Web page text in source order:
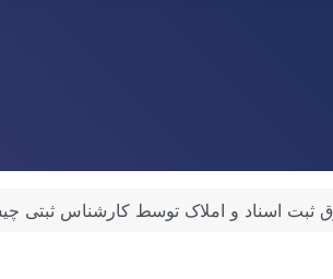
ثبت اسناد و املاک توسط کارشناس ثبتی